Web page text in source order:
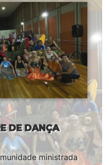
DE DANÇA
ministrada